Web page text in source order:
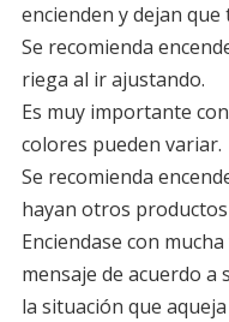
encienden y dejan
Se recomienda
riega al ir ajustando.
Es muy importante
colores pueden variar.
Se recomienda
hayan otros
Enciendase con
mensaje de acuerdo a
la situación que